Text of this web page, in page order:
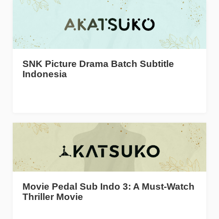
SNK Picture Drama Batch Subtitle
Indonesia
Movie Pedal Sub Indo 3: A Must-Watch
Thriller Movie